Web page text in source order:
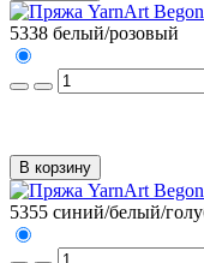
5338 белый/розовый
В корзину
5355 синий/белый/